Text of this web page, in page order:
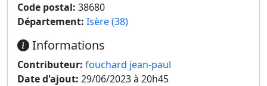
Code postal: 38680
Département: Isère (38)
Informations
Contributeur: fouchard jean-paul
Date d'ajout: 29/06/2023 à 20h45